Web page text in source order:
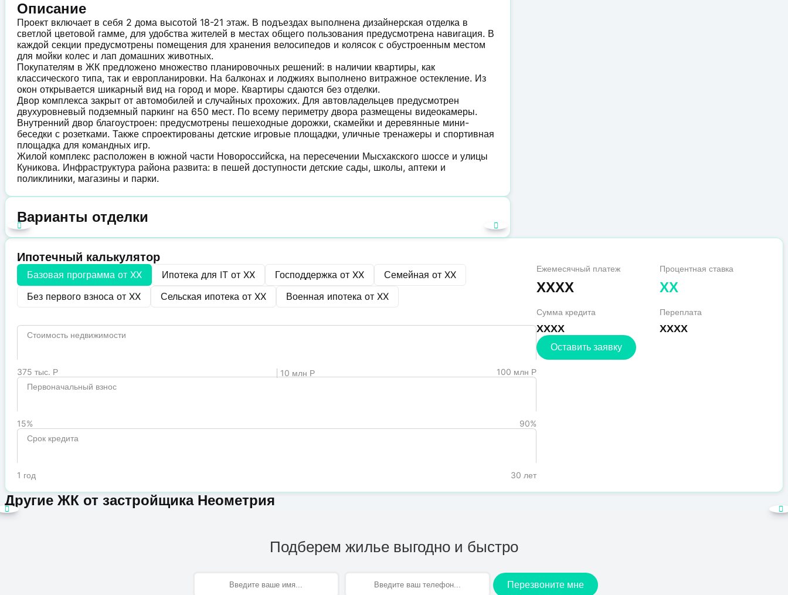
Описание
Проект включает в себя 2 дома высотой 18-21 этаж. В подъездах выполнена дизайнерская отделка в
светлой цветовой гамме, для удобства жителей в местах общего пользования предусмотрена навигация. В
каждой секции предусмотрены помещения для хранения велосипедов и колясок с обустроенным местом
для мойки колес и лап домашних животных.
Покупателям в ЖК предложено множество планировочных решений: в наличии квартиры, как
классического типа, так и европланировки. На балконах и лоджиях выполнено витражное остекление. Из
окон открывается шикарный вид на город и море. Квартиры сдаются без отделки.
Двор комплекса закрыт от автомобилей и случайных прохожих. Для автовладельцев предусмотрен
двухуровневый подземный паркинг на 650 мест. По всему периметру двора размещены видеокамеры.
Внутренний двор благоустроен: предусмотрены пешеходные дорожки, скамейки и деревянные мини-
беседки с розетками. Также спроектированы детские игровые площадки, уличные тренажеры и спортивная
площадка для командных игр.
Жилой комплекс расположен в южной части Новороссийска, на пересечении Мысхакского шоссе и улицы
Куникова. Инфраструктура района развита: в пешей доступности детские сады, школы, аптеки и
поликлиники, магазины и парки.
Варианты отделки
Ипотечный калькулятор
Базовая программа от XX Ипотека для IT от XX Господдержка от XX Семейная от XX
Без первого взноса от XX Сельская ипотека от XX Военная ипотека от XX
Стоимость недвижимости
375 тыс. Р 10 млн Р
100 млн Р
Первоначальный взнос
15%
90%
Срок кредита
1 год 30 лет
Ежемесячный платеж
XXXX
Процентная ставка
XX
Сумма кредита
XXXX
Переплата
XXXX
Оставить заявку
Другие ЖК от застройщика Неометрия
Подберем жилье выгодно и быстро
Перезвоните мне